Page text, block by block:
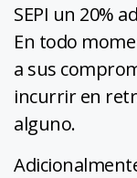
SEPI un 20%
En todo
a sus
incurrir en
alguno.